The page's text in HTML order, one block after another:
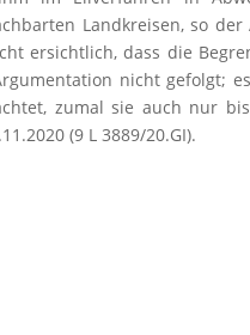
Landkreisen, so
ersichtlich, dass die
nicht gefolgt;
zumal sie auch nur
(9 L 3889/20.GI).